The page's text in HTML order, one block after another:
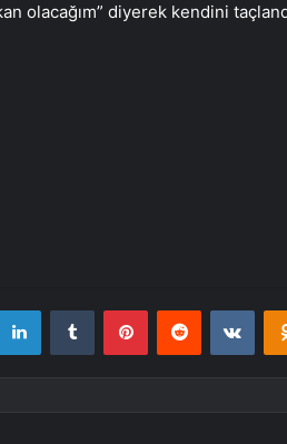
olacağım” diyerek kendini
LinkedInTumblr PinterestReddit